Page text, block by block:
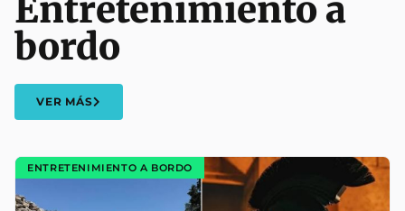
Entretenimiento a
bordo
VER MÁS
ENTRETENIMIENTO A BORDO